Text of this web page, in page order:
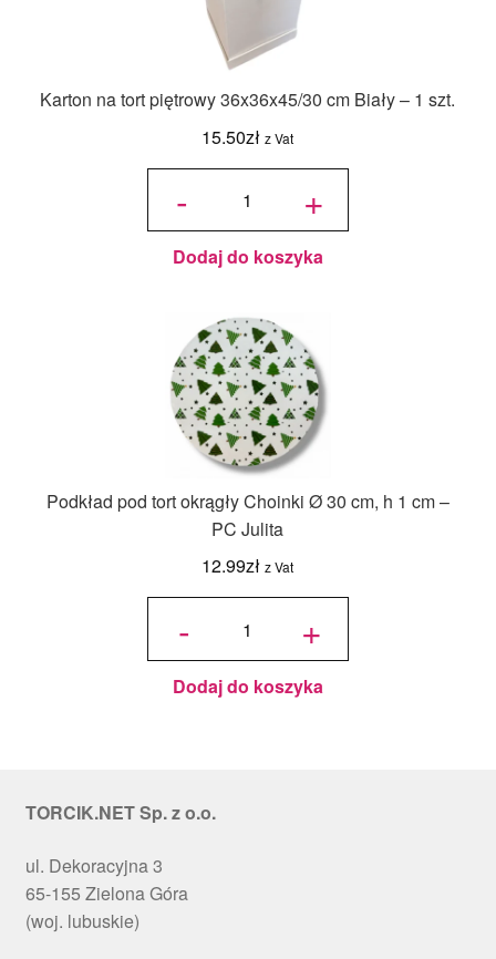
Karton na tort piętrowy 36x36x45/30 cm Biały – 1 szt.
15.50zł z Vat
-
ilość Karton
36x36x45/30
cm Biały - 1 +
Dodaj do koszyka
Podkład pod tort okrągły Choinki Ø 30 cm, h 1 cm –
PC Julita
12.99zł z Vat
-
ilość
okrągły
Choinki
Ø 30
cm, h 1
cm - PC
+
Dodaj do koszyka
TORCIK.NET Sp. z o.o.
ul. Dekoracyjna 3
65-155 Zielona Góra
(woj. lubuskie)